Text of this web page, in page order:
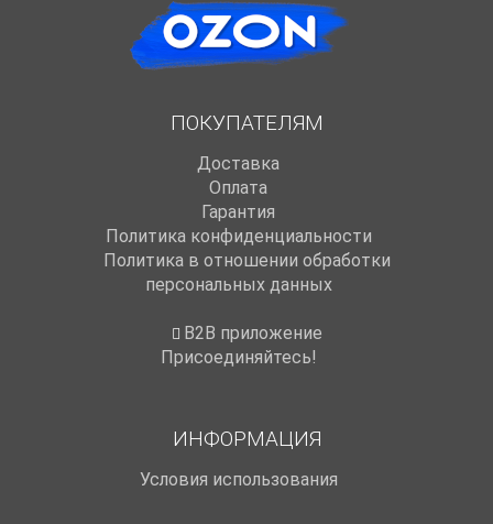
ПОКУПАТЕЛЯМ
Доставка
Оплата
Гарантия
Политика конфиденциальности
Политика в отношении обработки
персональных данных
B2B приложение
Присоединяйтесь!
ИНФОРМАЦИЯ
Условия использования